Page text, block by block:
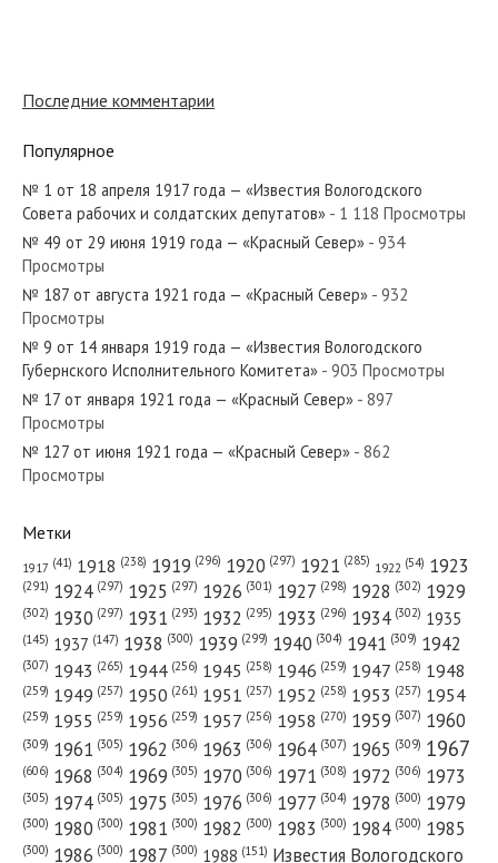
№ 10 от января 1986 года — «Красный Север»
№ 96 от апреля 1925 года — «Красный Север»
№ 242 от октября 1976 года — «Красный Север»
№ 291 от декабря 1977 года — «Красный Север»
№ 189 от сентября 1946 года — «Красный Север»
Последние комментарии
Популярное
№ 1 от 18 апреля 1917 года — «Известия Вологодского
Совета рабочих и солдатских депутатов» - 1 118 Просмотры
№ 49 от 29 июня 1919 года — «Красный Север» - 934
Просмотры
№ 187 от августа 1921 года — «Красный Север» - 932
Просмотры
№ 9 от 14 января 1919 года — «Известия Вологодского
Губернского Исполнительного Комитета» - 903 Просмотры
№ 17 от января 1921 года — «Красный Север» - 897
Просмотры
№ 127 от июня 1921 года — «Красный Север» - 862
Просмотры
Метки
1917 (41) 1918 (238) 1919 (296) 1920 (297) 1921 (285) 1922 (54) 1923
(291) 1924 (297) 1925 (297) 1926 (301) 1927 (298) 1928 (302) 1929
(302) 1930 (297) 1931 (293) 1932 (295) 1933 (296) 1934 (302) 1935
(145) 1937 (147) 1938 (300) 1939 (299) 1940 (304) 1941 (309) 1942
(307) 1943 (265) 1944 (256) 1945 (258) 1946 (259) 1947 (258) 1948
(259) 1949 (257) 1950 (261) 1951 (257) 1952 (258) 1953 (257) 1954
(259) 1955 (259) 1956 (259) 1957 (256) 1958 (270) 1959 (307) 1960
(309) 1961 (305) 1962 (306) 1963 (306) 1964 (307) 1965 (309) 1967
(606) 1968 (304) 1969 (305) 1970 (306) 1971 (308) 1972 (306) 1973
(305) 1974 (305) 1975 (305) 1976 (306) 1977 (304) 1978 (300) 1979
(300) 1980 (300) 1981 (300) 1982 (300) 1983 (300) 1984 (300) 1985
(300) 1986 (300) 1987 (300) 1988 (151) Известия Вологодского